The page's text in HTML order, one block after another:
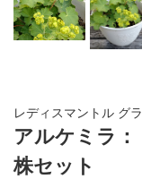
レディスマントル グ
アルケミラ
株セット